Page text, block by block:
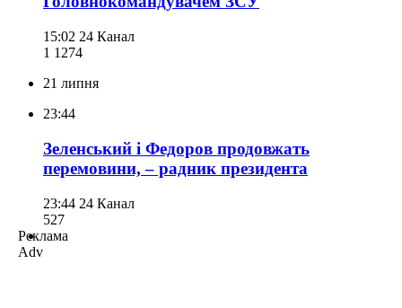
15:02 24 Канал
1 1274
21 липня
23:44
Зеленський і Федоров продовжать
перемовини, – радник президента
23:44 24 Канал
527
Реклама
Adv